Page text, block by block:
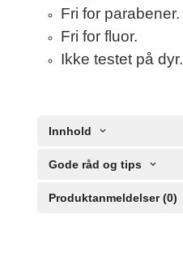
Fri for parabener.
Fri for fluor.
Ikke testet på dyr.
Innhold
Gode råd og tips
Produktanmeldelser (0)